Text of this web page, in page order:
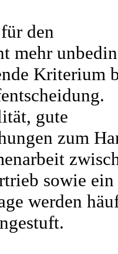
den
mehr
Kriterium
gute
zum
sowie ein
werden